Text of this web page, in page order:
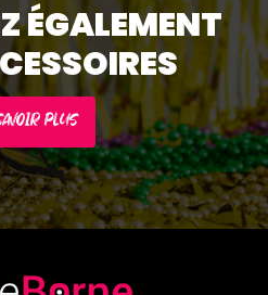
ÉGALEMENT
PLUS